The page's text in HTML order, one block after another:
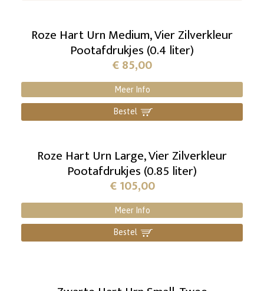
Roze Hart Urn Medium, Vier Zilverkleur
Pootafdrukjes (0.4 liter)
€85,00
Meer Info
Bestel ]
Roze Hart Urn Large, Vier Zilverkleur
Pootafdrukjes (0.85 liter)
€105,00
Meer Info
Bestel ]